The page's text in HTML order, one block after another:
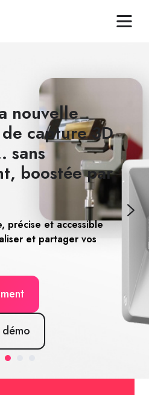
et diffusez vos espaces
avec une précision
nouvelle
capture 3D
sans
boostée par
précise et accessible
et partager vos
démo
Dropshippers et
Realsee aux
exclusifs !